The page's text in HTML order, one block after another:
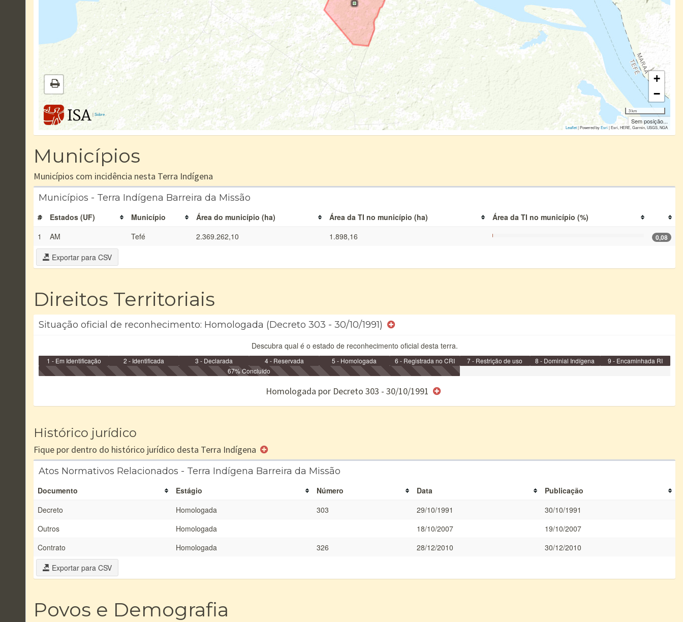
|Sobre
+
−
3 km
Sem posição...
Leaflet| Powered byEsri|Esri, HERE, Garmin, USGS, NGA
Municípios
Municípios com incidência nesta Terra Indígena
Municípios - Terra Indígena Barreira da Missão
# Estados (UF) Município Área do município (ha) Área da TI no município (ha)
Área da TI no município (%)
1
AM Tefé 2.369.262,10 1.898,16 0,08
Exportar para CSV
Direitos Territoriais
Situação oficial de reconhecimento: Homologada (Decreto 303 - 30/10/1991)
Descubra qual é o estado de reconhecimento oficial desta terra.
1 - Em Identificação 2 - Identificada 3 - Declarada 4 - Reservada 5 - Homologada
6 - Registrada no CRI
e/ou SPU
7 - Restrição de uso 8 - Dominial Indígena
9 - Encaminhada RI
67% Concluído
Homologada por Decreto 303 - 30/10/1991
Histórico jurídico
Fique por dentro do histórico jurídico desta Terra Indígena
Atos Normativos Relacionados - Terra Indígena Barreira da Missão
Documento Estágio Número Data
Publicação
Decreto
Homologada 303 29/10/1991
30/10/1991
Outros
Homologada 18/10/2007
19/10/2007
Contrato
Homologada 326 28/12/2010
30/12/2010
Exportar para CSV
Povos e Demografia